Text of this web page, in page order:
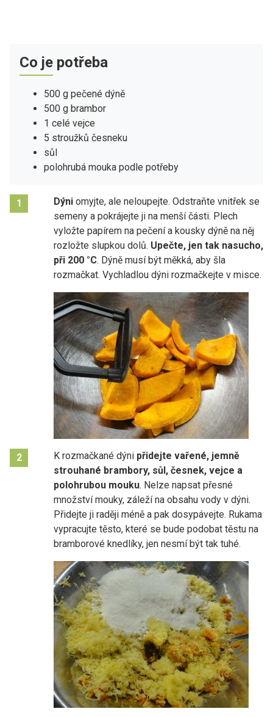
Co je potřeba
500 g pečené dýně
500 g brambor
1 celé vejce
5 stroužků česneku
sůl
polohrubá mouka podle potřeby
1 Dýni omyjte, ale neloupejte. Odstraňte vnitřek se
semeny a pokrájejte ji na menší části. Plech
vyložte papírem na pečení a kousky dýně na něj
rozložte slupkou dolů. Upečte, jen tak nasucho,
při 200 °C. Dýně musí být měkká, aby šla
rozmačkat. Vychladlou dýni rozmačkejte v misce.
2 K rozmačkané dýni přidejte vařené, jemně
strouhané brambory, sůl, česnek, vejce a
polohrubou mouku. Nelze napsat přesné
množství mouky, záleží na obsahu vody v dýni.
Přidejte ji raději méně a pak dosypávejte. Rukama
vypracujte těsto, které se bude podobat těstu na
bramborové knedlíky, jen nesmí být tak tuhé.